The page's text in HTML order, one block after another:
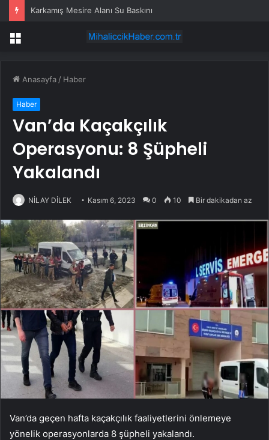
Karkamış Mesire Alanı Su Baskını
Menü
Anasayfa / Haber
Haber
Van’da Kaçakçılık
Operasyonu: 8 Şüpheli
Yakalandı
NİLAY DİLEK Kasım 6, 2023 0 10 Bir dakikadan az
Van’da geçen hafta kaçakçılık faaliyetlerini önlemeye
yönelik operasyonlarda 8 şüpheli yakalandı.